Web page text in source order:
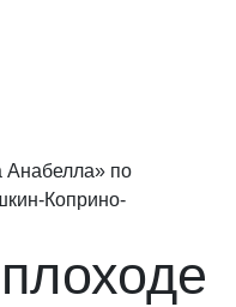
Анабелла» по
Коприно-